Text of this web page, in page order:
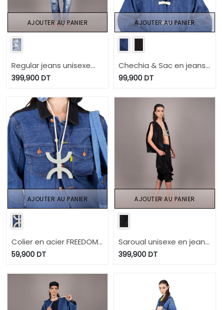
Regular jeans unisexe
Heavy Used Effect -
399,900DT
AJOUTER AU PANIER
Chechia & Sac en jeans
Modular - TUNIS FASHION
99,900 DT
AJOUTER AU PANIER
Colier en acier FREEDOM
UPCYCLING METHODS -
2024
59,900DT
AJOUTER AU PANIER
Saroual unisexe en jeans
IMPRIME BERBERE HEAVY
399,900 DT
AJOUTER AU PANIER